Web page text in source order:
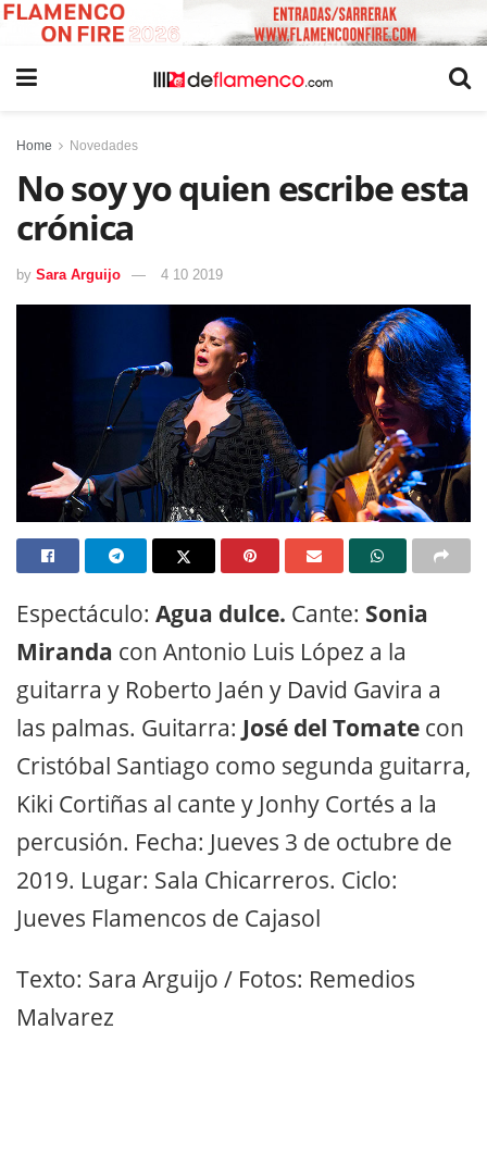
Home Novedades
No soy yo quien escribe esta
crónica
by Sara Arguijo 4 10 2019
Espectáculo: Agua dulce. Cante: Sonia
Miranda con Antonio Luis López a la
guitarra y Roberto Jaén y David Gavira a
las palmas. Guitarra: José del Tomate con
Cristóbal Santiago como segunda guitarra,
Kiki Cortiñas al cante y Jonhy Cortés a la
percusión. Fecha: Jueves 3 de octubre de
2019. Lugar: Sala Chicarreros. Ciclo:
Jueves Flamencos de Cajasol
Texto: Sara Arguijo / Fotos: Remedios
Malvarez